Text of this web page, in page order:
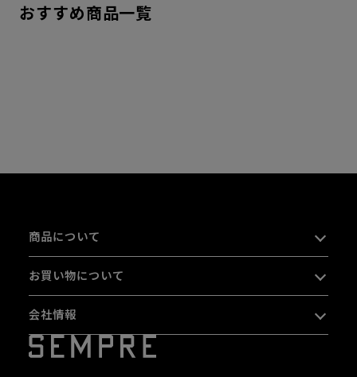
おすすめ商品一覧
商品について
お買い物について
会社情報